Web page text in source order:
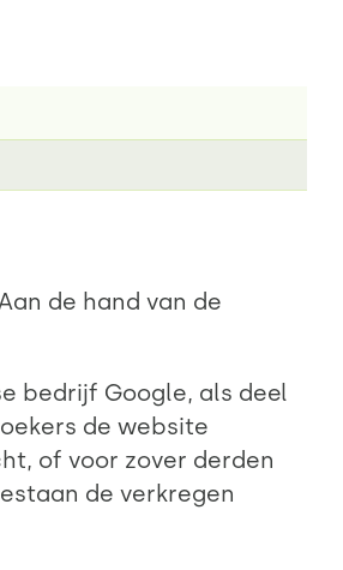
de hand van de
bedrijf Google, als deel
de website
of voor zover derden
de verkregen